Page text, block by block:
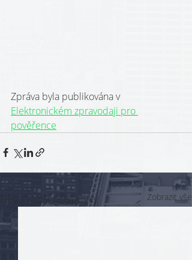
Zpráva byla publikována v
Elektronickém zpravodaji pro
pověřence
Nejnovější příspěvky Zobrazit vše